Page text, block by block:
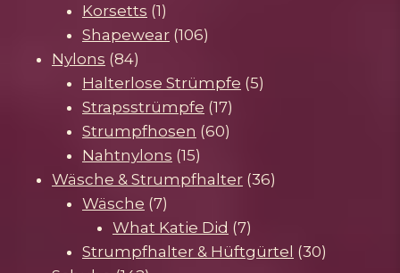
Korsetts 11
Produkt
Shapewear 106106
Nylons 8484
Produkte
Halterlose Strümpfe 55
Strapsstrümpfe 1717
Produkte
Strumpfhosen 6060
Nahtnylons 1515
Produkte
Wäsche & Strumpfhalter 3636
Wäsche 77
Produkte
What Katie Did 77
Produkte
Strumpfhalter & Hüftgürtel 3030